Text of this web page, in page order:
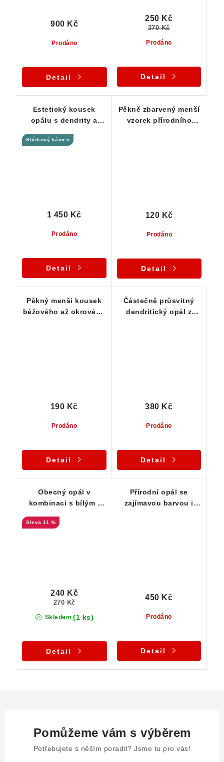
Prodáno
900 Kč
Detail
Prodáno
250 Kč
370 Kč
Detail
Estetický kousek
opálu s dendrity a
Slovensko
Sbírkový kámen
Prodáno
1 450 Kč
Detail
Pěkně zbarvený menší
vzorek přírodního
Prodáno
120 Kč
Detail
Pěkný menší kousek
béžového až okrového
Prodáno
190 Kč
Detail
Částečně průsvitný
dendritický opál z
Prodáno
380 Kč
Detail
Obecný opál v
kombinaci s bílým -
11 %
Skladem (1 ks)
240 Kč
270 Kč
Detail
Přírodní opál se
zajímavou barvou i
Prodáno
450 Kč
Detail
Pomůžeme vám s výběrem
Potřebujete s něčím poradit? Jsme tu pro vás!